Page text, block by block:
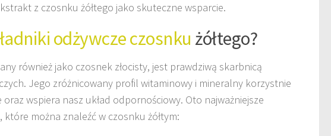
z czosnku żółtego jako skuteczne wsparcie.
odżywcze czosnku żółtego?
również jako czosnek złocisty, jest prawdziwą skarbnicą
Jego zróżnicowany profil witaminowy i mineralny korzystnie
oraz wspiera nasz układ odpornościowy. Oto najważniejsze
które można znaleźć w czosnku żółtym: